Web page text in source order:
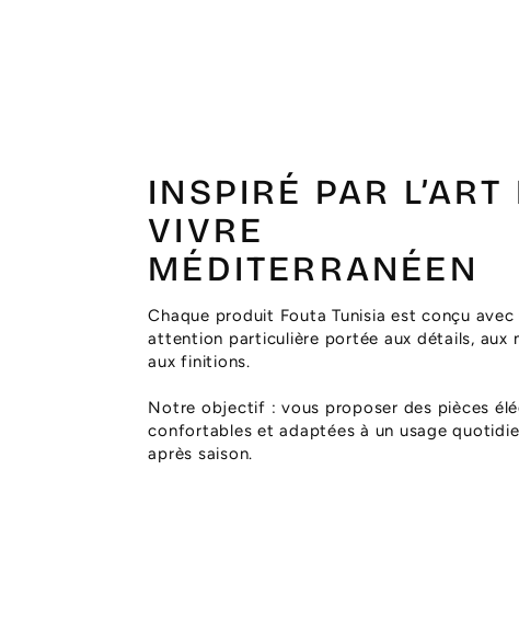
INSPIRÉ PAR L’ART
VIVRE
MÉDITERRANÉEN
Chaque produit Fouta Tunisia est conçu avec
attention particulière portée aux détails, aux
aux finitions.
Notre objectif : vous proposer des pièces
confortables et adaptées à un usage
après saison.